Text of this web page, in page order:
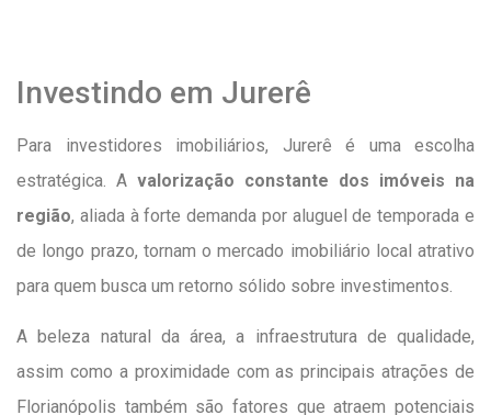
Investindo em Jurerê
Para investidores imobiliários, Jurerê é uma escolha
estratégica. A valorização constante dos imóveis na
região, aliada à forte demanda por aluguel de temporada e
de longo prazo, tornam o mercado imobiliário local atrativo
para quem busca um retorno sólido sobre investimentos.
A beleza natural da área, a infraestrutura de qualidade,
assim como a proximidade com as principais atrações de
Florianópolis também são fatores que atraem potenciais